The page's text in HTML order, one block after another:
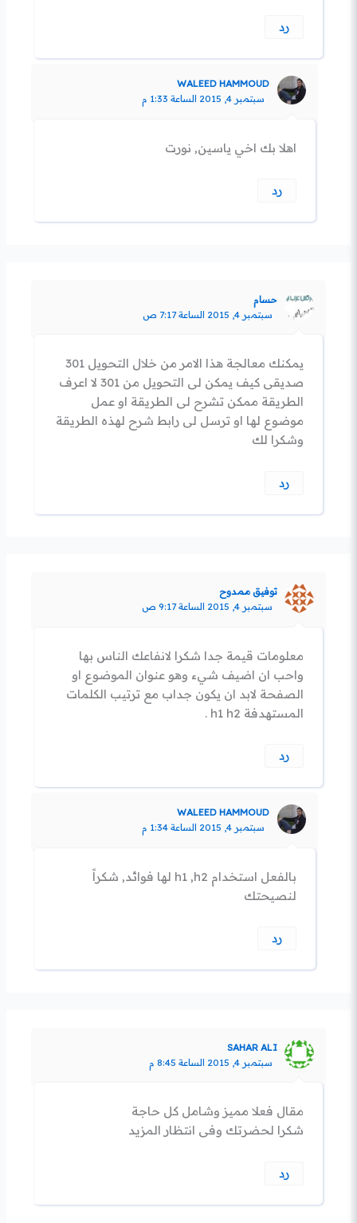
رد
WALEED HAMMOUD
سبتمبر 4, 2015 الساعة 1:33 م
اهلا بك اخي ياسين, نورت
رد
حسام
سبتمبر 4, 2015 الساعة 7:17 ص
يمكنك معالجة هذا الامر من خلال التحويل 301
صديقى كيف يمكن لى التحويل من 301 لا اعرف
الطريقة ممكن تشرح لى الطريقة او عمل
موضوع لها او ترسل لى رابط شرح لهذه الطريقة
وشكرا لك
رد
توفيق ممدوح
سبتمبر 4, 2015 الساعة 9:17 ص
معلومات قيمة جدا شكرا لانفاعك الناس بها
واحب ان اضيف شيء وهو عنوان الموضوع او
الصفحة لابد ان يكون جداب مع ترتيب الكلمات
المستهدفة h1 h2 .
رد
WALEED HAMMOUD
سبتمبر 4, 2015 الساعة 1:34 م
بالفعل استخدام h1 ,h2 لها فوائد, شكراً
لنصيحتك
رد
SAHAR ALI
سبتمبر 4, 2015 الساعة 8:45 م
مقال فعلا مميز وشامل كل حاجة
شكرا لحضرتك وفى انتظار المزيد
رد